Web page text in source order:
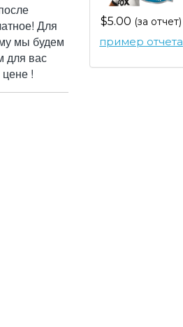
Для
мы будем
для вас
!
$5.00 (за отчет)
пример отчета